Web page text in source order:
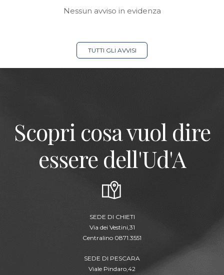
Nessun avviso in evidenza
TUTTI GLI AVVISI
Scopri cosa vuol dire
essere dell'Ud'A
SEDE DI CHIETI
Via dei Vestini,31
Centralino 0871.3551
SEDE DI PESCARA
Viale Pindaro,42